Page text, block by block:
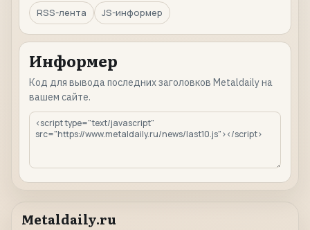
RSS-лента
JS-информер
Информер
Код для вывода последних заголовков Metaldaily на
вашем сайте.
Metaldaily.ru